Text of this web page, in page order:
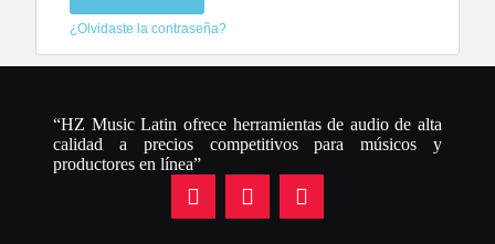
¿Olvidaste la contraseña?
“HZ Music Latin ofrece herramientas de audio de alta
calidad a precios competitivos para músicos y
productores en línea”